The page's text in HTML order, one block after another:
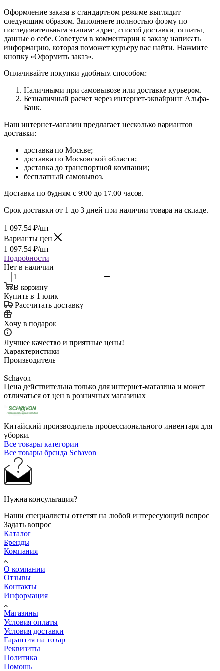
Оформление заказа в стандартном режиме выглядит
следующим образом. Заполняете полностью форму по
последовательным этапам: адрес, способ доставки, оплаты,
данные о себе. Советуем в комментарии к заказу написать
информацию, которая поможет курьеру вас найти. Нажмите
кнопку «Оформить заказ».
Оплачивайте покупки удобным способом:
Наличными при самовывозе или доставке курьером.
Безналичный расчет через интернет-эквайринг Альфа-
Банк.
Наш интернет-магазин предлагает несколько вариантов
доставки:
доставка по Москве;
доставка по Московской области;
доставка до транспортной компании;
бесплатный самовывоз.
Доставка по будням с 9:00 до 17.00 часов.
Срок доставки от 1 до 3 дней при наличии товара на складе.
1 097.54 ₽/шт
Варианты цен
1 097.54 ₽/шт
Подробности
Нет в наличии
В корзину
Купить в 1 клик
Рассчитать доставку
Хочу в подарок
Лучшее качество и приятные цены!
Характеристики
Производитель
—
Schavon
Цена действительна только для интернет-магазина и может
отличаться от цен в розничных магазинах
Китайский производитель профессионального инвентаря для
уборки.
Все товары категории
Все товары бренда Schavon
Нужна консультация?
Наши специалисты ответят на любой интересующий вопрос
Задать вопрос
Каталог
Бренды
Компания
О компании
Отзывы
Контакты
Информация
Магазины
Условия оплаты
Условия доставки
Гарантия на товар
Реквизиты
Политика
Помощь